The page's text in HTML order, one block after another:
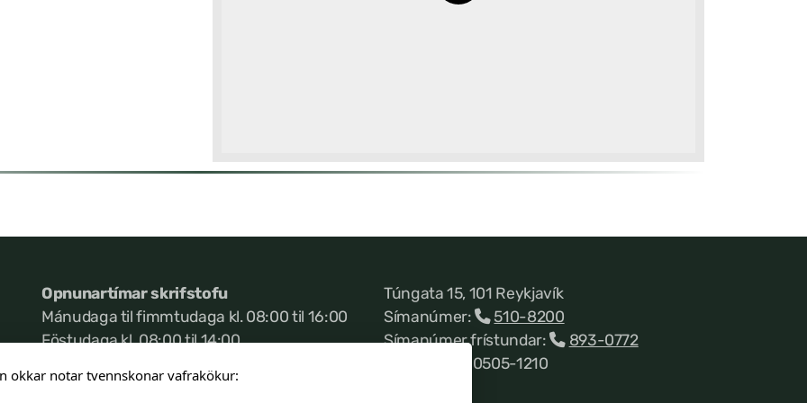
Opnunartímar skrifstofu
Mánudaga til fimmtudaga kl. 08:00 til 16:00
Föstudaga kl. 08:00 til 14:00
Túngata 15, 101 Reykjavík
Símanúmer:
510-8200
Símanúmer frístundar:
893-0772
Kennitala 660505-1210
okkar notar tvennskonar vafrakökur: